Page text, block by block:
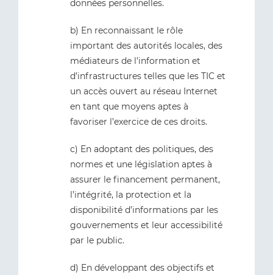
données personnelles.
b) En reconnaissant le rôle
important des autorités locales, des
médiateurs de l’information et
d’infrastructures telles que les TIC et
un accès ouvert au réseau Internet
en tant que moyens aptes à
favoriser l’exercice de ces droits.
c) En adoptant des politiques, des
normes et une législation aptes à
assurer le financement permanent,
l’intégrité, la protection et la
disponibilité d’informations par les
gouvernements et leur accessibilité
par le public.
d) En développant des objectifs et